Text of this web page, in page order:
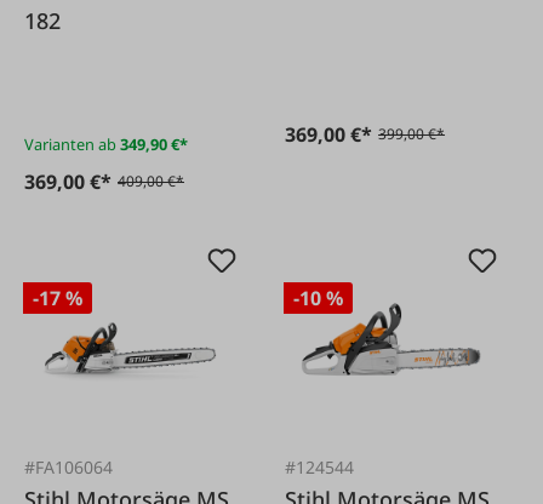
182
Varianten ab349,90 €*
369,00 €* 409,00 €*
369,00 €* 399,00 €*
-17 %
#FA106064
-10 %
#124544